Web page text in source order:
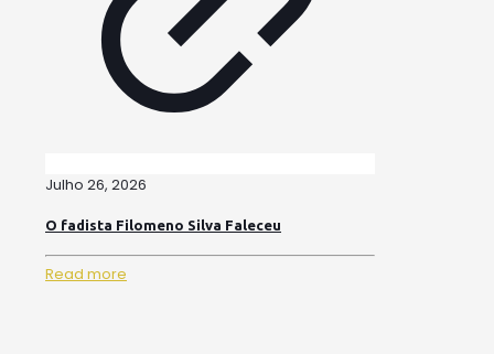
Julho 26, 2026
O fadista Filomeno Silva Faleceu
Read more